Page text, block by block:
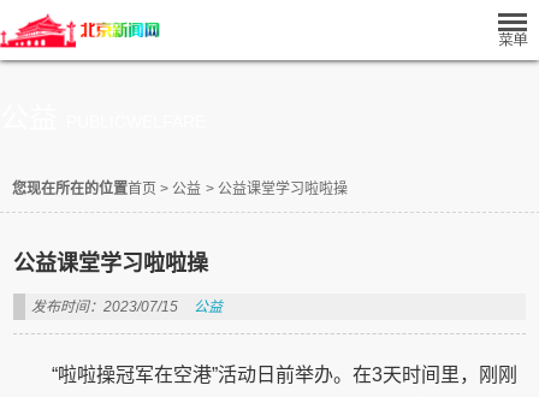
您现在所在的位置首页 > 公益 > 公益课堂学习啦啦操
公益课堂学习啦啦操
发布时间：2023/07/15 公益
“啦啦操冠军在空港”活动日前举办。在3天时间里，刚刚